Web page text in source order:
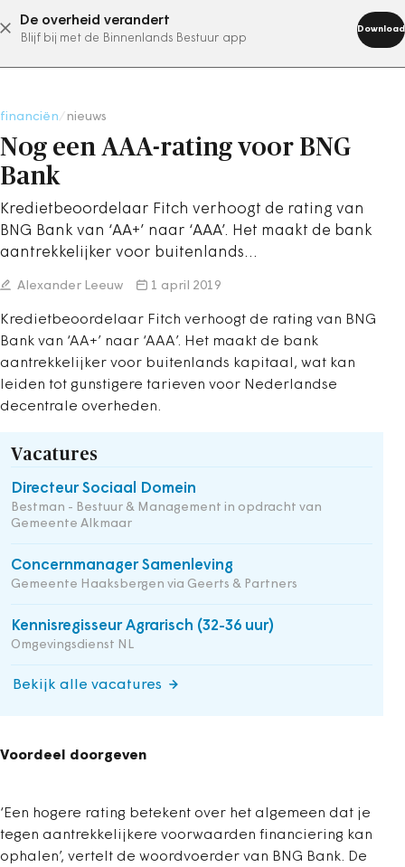
De overheid verandert
Blijf bij met de Binnenlands Bestuur app
Download
abonneer nu
financiën nieuws
Nog een AAA-rating voor BNG
Bank
Kredietbeoordelaar Fitch verhoogt de rating van
BNG Bank van ‘AA+’ naar ‘AAA’. Het maakt de bank
aantrekkelijker voor buitenlands…
Alexander Leeuw 1 april 2019
Kredietbeoordelaar Fitch verhoogt de rating van BNG
Bank van ‘AA+’ naar ‘AAA’. Het maakt de bank
aantrekkelijker voor buitenlands kapitaal, wat kan
leiden tot gunstigere tarieven voor Nederlandse
decentrale overheden.
Vacatures
Directeur Sociaal Domein
Bestman - Bestuur & Management in opdracht van
Gemeente Alkmaar
Concernmanager Samenleving
Gemeente Haaksbergen via Geerts & Partners
Kennisregisseur Agrarisch (32-36 uur)
Omgevingsdienst NL
Bekijk alle vacatures
Voordeel doorgeven
‘Een hogere rating betekent over het algemeen dat je
tegen aantrekkelijkere voorwaarden financiering kan
ophalen’, vertelt de woordvoerder van BNG Bank. De